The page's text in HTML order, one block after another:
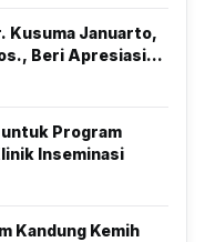
Kusuma Januarto,
Beri Apresiasi
BSSN
untuk Program
Inseminasi
Kandung Kemih